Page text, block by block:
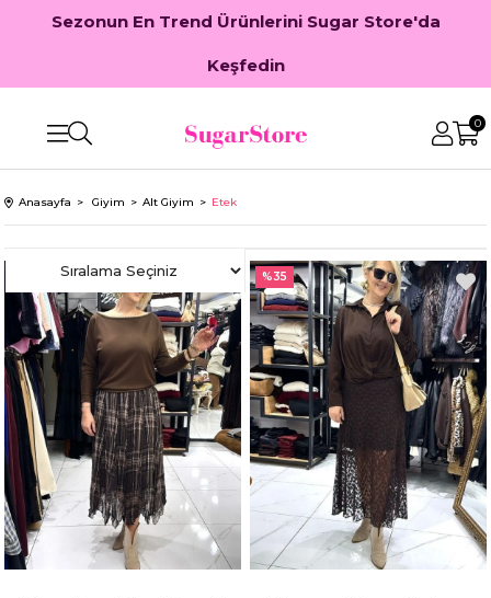
Sezonun En Trend Ürünlerini Sugar Store'da
Keşfedin
0
Anasayfa Giyim Alt Giyim Etek
%35